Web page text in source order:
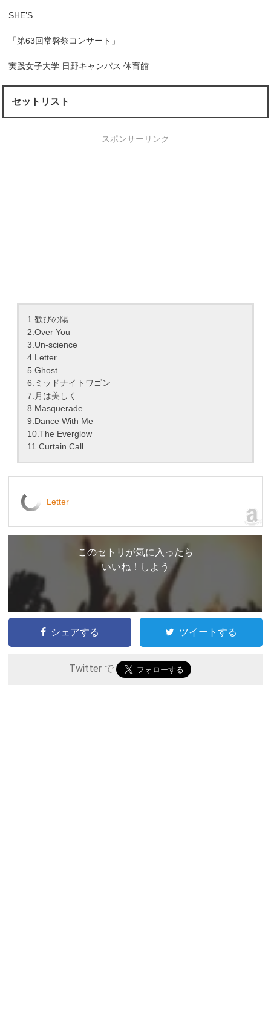
SHE’S
「第63回常磐祭コンサート」
実践女子大学 日野キャンパス 体育館
セットリスト
スポンサーリンク
1.歓びの陽
2.Over You
3.Un-science
4.Letter
5.Ghost
6.ミッドナイトワゴン
7.月は美しく
8.Masquerade
9.Dance With Me
10.The Everglow
11.Curtain Call
Letter
このセトリが気に入ったら
いいね！しよう
シェアする ツイートする
Twitter で